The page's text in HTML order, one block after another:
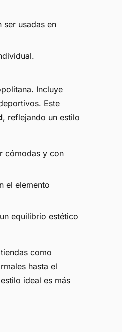
ser usadas en
Incluye
Este
, reflejando un estilo
cómodas y con
el elemento
equilibrio estético
como
hasta el
ideal es más